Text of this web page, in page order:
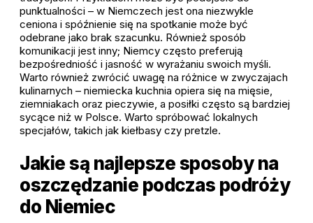
punktualności – w Niemczech jest ona niezwykle
ceniona i spóźnienie się na spotkanie może być
odebrane jako brak szacunku. Również sposób
komunikacji jest inny; Niemcy często preferują
bezpośredniość i jasność w wyrażaniu swoich myśli.
Warto również zwrócić uwagę na różnice w zwyczajach
kulinarnych – niemiecka kuchnia opiera się na mięsie,
ziemniakach oraz pieczywie, a posiłki często są bardziej
sycące niż w Polsce. Warto spróbować lokalnych
specjałów, takich jak kiełbasy czy pretzle.
Jakie są najlepsze sposoby na
oszczędzanie podczas podróży
do Niemiec